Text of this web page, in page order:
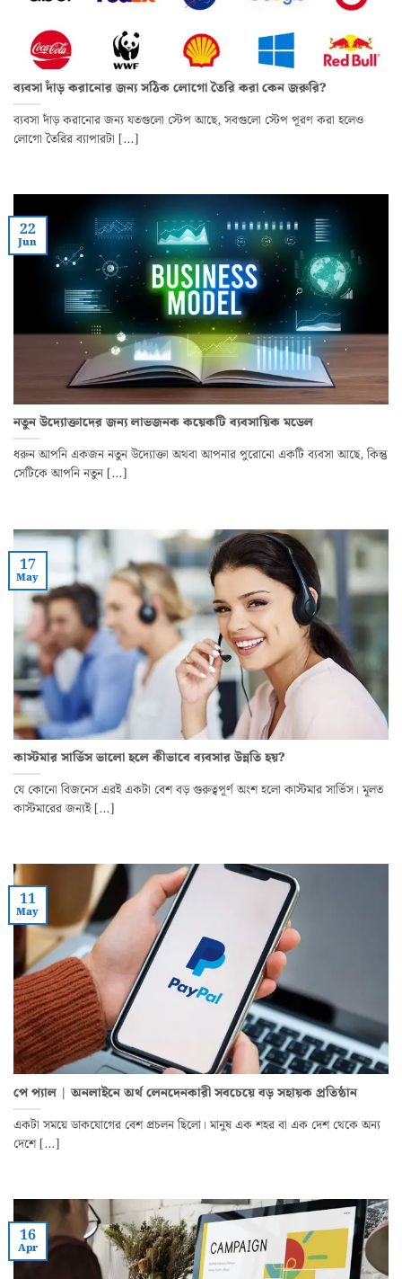
ব্যবসা দাঁড় করানোর জন্য সঠিক লোগো তৈরি করা কেন জরুরি?
ব্যবসা দাঁড় করানোর জন্য যতগুলো স্টেপ আছে, সবগুলো স্টেপ পূরণ করা হলেও
লোগো তৈরির ব্যাপারটা [...]
নতুন উদ্যোক্তাদের জন্য লাভজনক কয়েকটি ব্যবসায়িক মডেল
ধরুন আপনি একজন নতুন উদ্যোক্তা অথবা আপনার পুরোনো একটি ব্যবসা আছে, কিন্তু
সেটিকে আপনি নতুন [...]
22
Jun
কাস্টমার সার্ভিস ভালো হলে কীভাবে ব্যবসার উন্নতি হয়?
যে কোনো বিজনেস এরই একটা বেশ বড় গুরুত্বপূর্ণ অংশ হলো কাস্টমার সার্ভিস। মূলত
কাস্টমারের জন্যই [...]
17
May
পে প্যাল | অনলাইনে অর্থ লেনদেনকারী সবচেয়ে বড় সহায়ক প্রতিষ্ঠান
একটা সময়ে ডাকযোগের বেশ প্রচলন ছিলো। মানুষ এক শহর বা এক দেশ থেকে অন্য
দেশে [...]
11
May
16
Apr